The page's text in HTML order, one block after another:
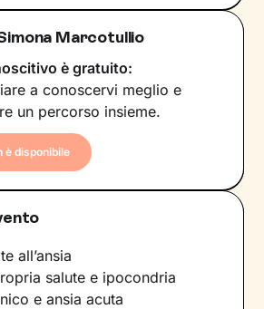
Marcotullio
è gratuito:
a conoscervi meglio e
un percorso insieme.
è disponibile
all’ansia
salute e ipocondria
e ansia acuta